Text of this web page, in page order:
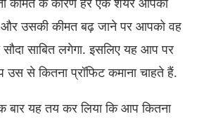
उसकी कीमत बढ़ जाने पर आपको वह
साबित लगेगा. इसलिए यह आप पर
उस से कितना प्रॉफिट कमाना चाहते हैं.
यह तय कर लिया कि आप कितना